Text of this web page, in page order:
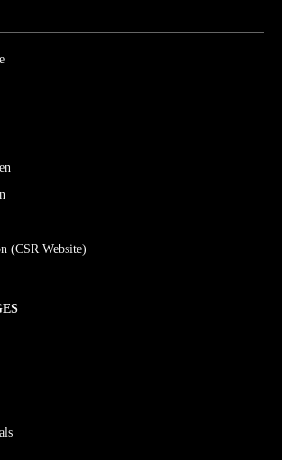
(CSR Website)